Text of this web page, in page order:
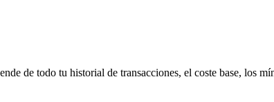
de todo tu historial de transacciones, el coste base, los